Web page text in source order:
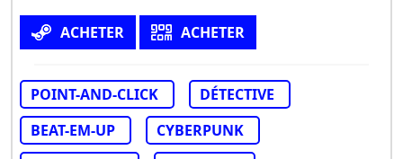
ACHETER ACHETER
POINT-AND-CLICK
DÉTECTIVE
BEAT-EM-UP
CYBERPUNK